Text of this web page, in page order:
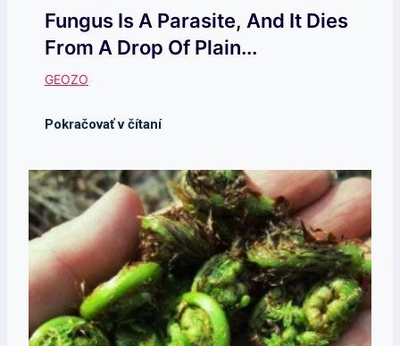
Fungus Is A Parasite, And It Dies
From A Drop Of Plain...